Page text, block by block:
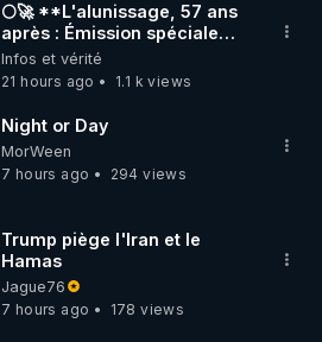
🌕🚀 **L'alunissage, 57 ans
après : Émission spéciale
avec John Doe !** 👨 🚀✨
Infos et vérité
21 hours ago
1.1 k views
Night or Day
MorWeen
7 hours ago
294 views
Trump piège l'Iran et le
Hamas
Jague76
7 hours ago
178 views